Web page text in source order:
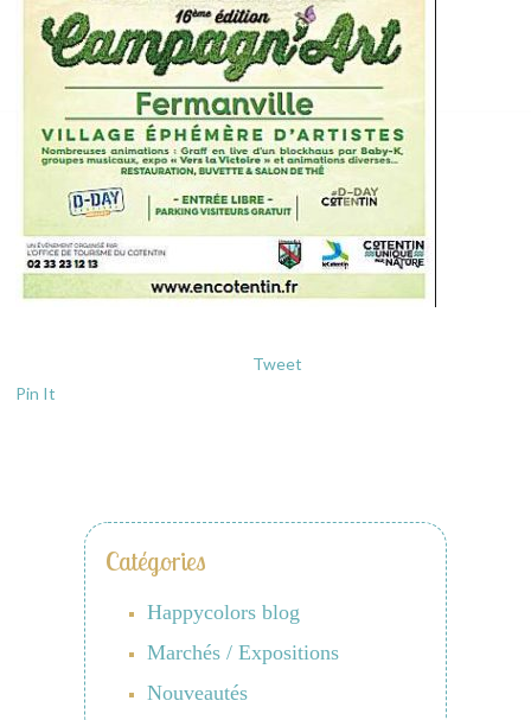
Tweet
Pin It
Catégories
Happycolors blog
Marchés / Expositions
Nouveautés